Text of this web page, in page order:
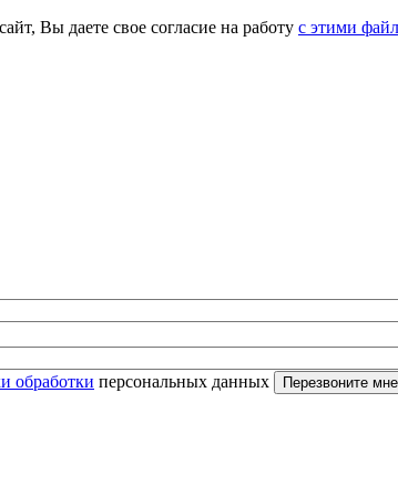
Вы даете свое согласие на работу с этими
обработки персональных данных